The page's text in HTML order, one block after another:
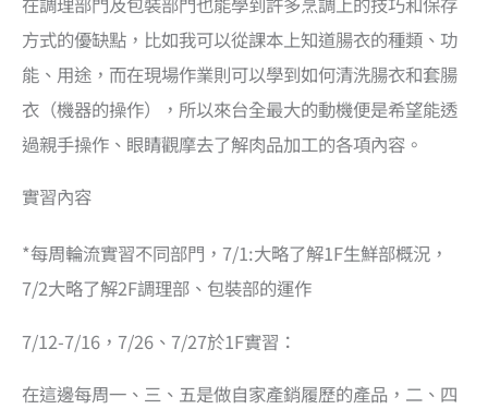
方式的優缺點，比如我可以從課本上知道腸衣的種類、功
能、用途，而在現場作業則可以學到如何清洗腸衣和套腸
衣（機器的操作），所以來台全最大的動機便是希望能透
過親手操作、眼睛觀摩去了解肉品加工的各項內容。
實習內容
*每周輪流實習不同部門，7/1:大略了解1F生鮮部概況，
7/2大略了解2F調理部、包裝部的運作
7/12-7/16，7/26、7/27於1F實習：
在這邊每周一、三、五是做自家產銷履歷的產品，二、四